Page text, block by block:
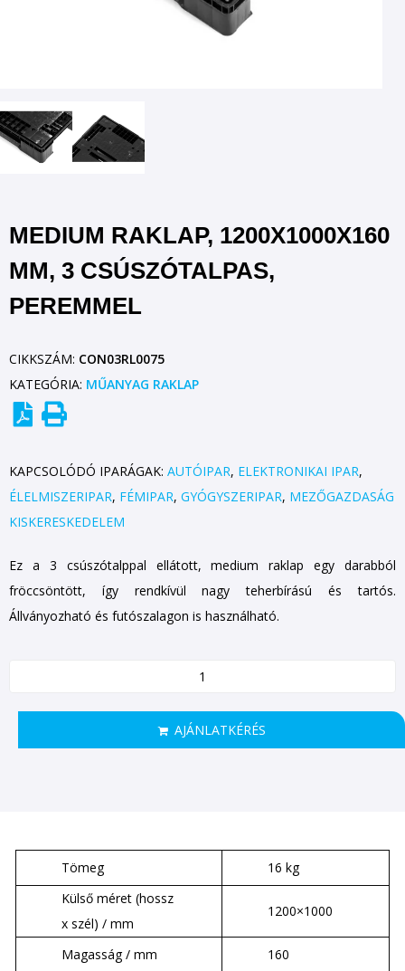
MEDIUM RAKLAP, 1200X1000X160
MM, 3 CSÚSZÓTALPAS,
PEREMMEL
CIKKSZÁM: CON03RL0075
KATEGÓRIA: MŰANYAG RAKLAP
KAPCSOLÓDÓ IPARÁGAK: AUTÓIPAR, ELEKTRONIKAI IPAR,
ÉLELMISZERIPAR, FÉMIPAR, GYÓGYSZERIPAR, MEZŐGAZDASÁG
KISKERESKEDELEM
Ez a 3 csúszótalppal ellátott, medium raklap egy darabból
fröccsöntött, így rendkívül nagy teherbírású és tartós.
Állványozható és futószalagon is használható.
AJÁNLATKÉRÉS
Tömeg
16 kg
Külső méret (hossz
x szél) / mm
1200×1000
Magasság / mm
160